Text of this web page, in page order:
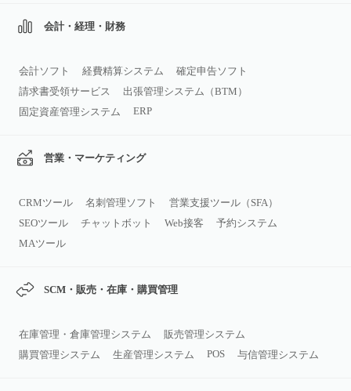
会計・経理・財務
会計ソフト 経費精算システム
確定申告ソフト
請求書受領サービス
出張管理システム（BTM）
固定資産管理システム
ERP
営業・マーケティング
CRMツール 名刺管理ソフト
営業支援ツール（SFA）
SEOツール
チャットボット Web接客
予約システム
MAツール
SCM・販売・在庫・購買管理
在庫管理・倉庫管理システム
販売管理システム
購買管理システム
生産管理システム POS 与信管理システム